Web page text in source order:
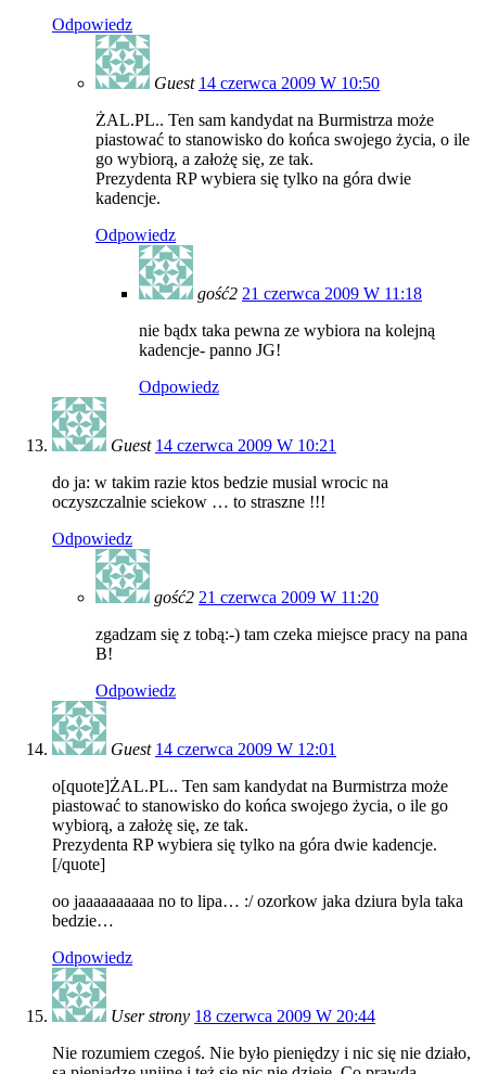
Odpowiedz
Guest 14 czerwca 2009 W 10:50
ŻAL.PL.. Ten sam kandydat na Burmistrza może
piastować to stanowisko do końca swojego życia, o ile
go wybiorą, a założę się, ze tak.
Prezydenta RP wybiera się tylko na góra dwie
kadencje.
Odpowiedz
gość2 21 czerwca 2009 W 11:18
nie bądx taka pewna ze wybiora na kolejną
kadencje- panno JG!
Odpowiedz
Guest 14 czerwca 2009 W 10:21
do ja: w takim razie ktos bedzie musial wrocic na
oczyszczalnie sciekow … to straszne !!!
Odpowiedz
gość2 21 czerwca 2009 W 11:20
zgadzam się z tobą:-) tam czeka miejsce pracy na pana
B!
Odpowiedz
Guest 14 czerwca 2009 W 12:01
o[quote]ŻAL.PL.. Ten sam kandydat na Burmistrza może
piastować to stanowisko do końca swojego życia, o ile go
wybiorą, a założę się, ze tak.
Prezydenta RP wybiera się tylko na góra dwie kadencje.
[/quote]
oo jaaaaaaaaaa no to lipa… :/ ozorkow jaka dziura byla taka
bedzie…
Odpowiedz
User strony 18 czerwca 2009 W 20:44
Nie rozumiem czegoś. Nie było pieniędzy i nic się nie działo,